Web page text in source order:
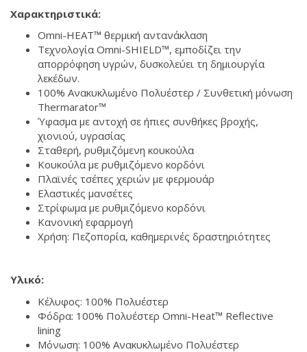
Χαρακτηριστικά:
Omni-HEAT™ θερμική αντανάκλαση
Τεχνολογία Omni-SHIELD™, εμποδίζει την
απορρόφηση υγρών, δυσκολεύει τη δημιουργία
λεκέδων.
100% Ανακυκλωμένο Πολυέστερ / Συνθετική μόνωση
Thermarator™
Ύφασμα με αντοχή σε ήπιες συνθήκες βροχής,
χιονιού, υγρασίας
Σταθερή, ρυθμιζόμενη κουκούλα
Κουκούλα με ρυθμιζόμενο κορδόνι
Πλαϊνές τσέπες χεριών με φερμουάρ
Ελαστικές μανσέτες
Στρίφωμα με ρυθμιζόμενο κορδόνι
Κανονική εφαρμογή
Χρήση: Πεζοπορία, καθημερινές δραστηριότητες
Υλικό:
Κέλυφος: 100% Πολυέστερ
Φόδρα: 100% Πολυέστερ Omni-Heat™ Reflective
lining
Μόνωση: 100% Ανακυκλωμένο Πολυέστερ